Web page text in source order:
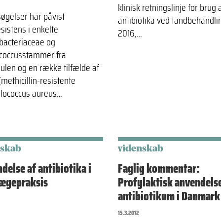
har påvist
i enkelte
og
fra
og en række tilfælde af
resistente
aureus…
klinisk retningslinje for brug
antibiotika ved
2016,…
af antibiotika i
videnskab
Faglig kommentar:
Profylaktisk
antibiotikum i Danmark
15.3.2012